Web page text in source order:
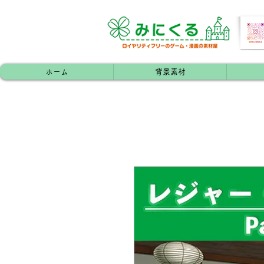
ホーム 背景素材